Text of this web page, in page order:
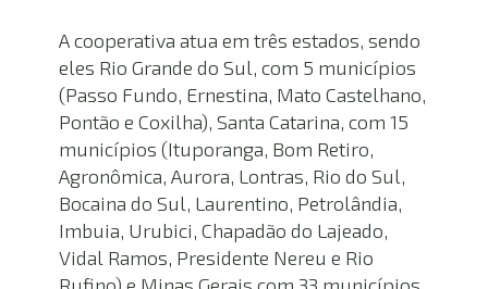
A cooperativa atua em três estados, sendo
eles Rio Grande do Sul, com 5 municípios
(Passo Fundo, Ernestina, Mato Castelhano,
Pontão e Coxilha), Santa Catarina, com 15
municípios (Ituporanga, Bom Retiro,
Agronômica, Aurora, Lontras, Rio do Sul,
Bocaina do Sul, Laurentino, Petrolândia,
Imbuia, Urubici, Chapadão do Lajeado,
Vidal Ramos, Presidente Nereu e Rio